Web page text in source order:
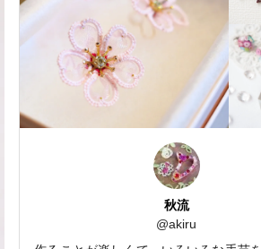
秋流
@akiru